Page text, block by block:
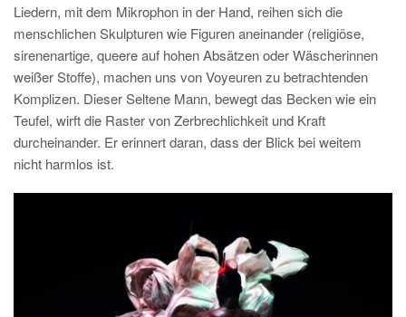
Liedern, mit dem Mikrophon in der Hand, reihen sich die
menschlichen Skulpturen wie Figuren aneinander (religiöse,
sirenenartige, queere auf hohen Absätzen oder Wäscherinnen
weißer Stoffe), machen uns von Voyeuren zu betrachtenden
Komplizen. Dieser Seltene Mann, bewegt das Becken wie ein
Teufel, wirft die Raster von Zerbrechlichkeit und Kraft
durcheinander. Er erinnert daran, dass der Blick bei weitem
nicht harmlos ist.